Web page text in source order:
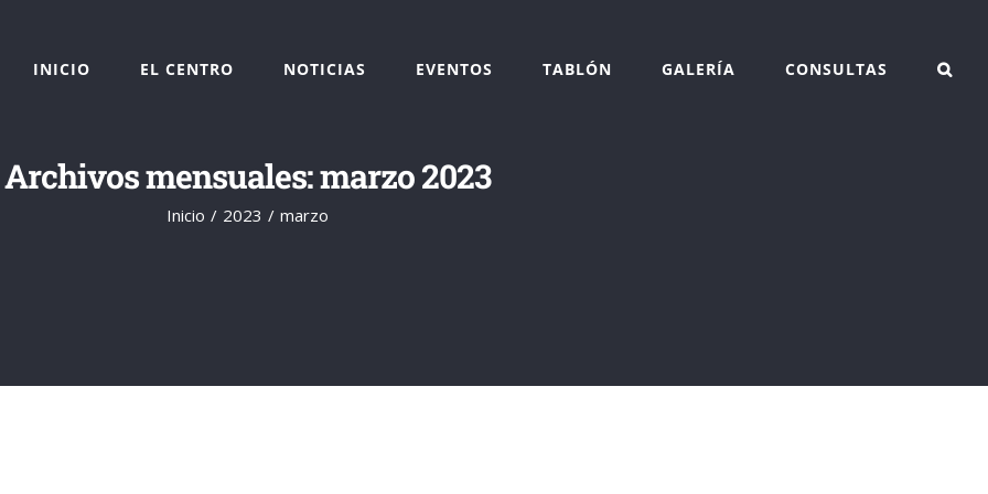
INICIO EL CENTRO NOTICIAS EVENTOS TABLÓN GALERÍA CONSULTAS
Archivos mensuales:marzo 2023
Inicio 2023 marzo